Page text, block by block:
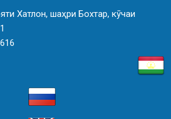
Хатлон, шаҳри Бохтар, кӯчаи